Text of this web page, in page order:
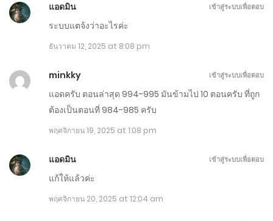
มีนาคม 17, 2026
ตอนที่ 1211-1220
มีนาคม 12, 2026
ตอนที่ 1201-1210
มีนาคม 1, 2026
ตอนที่ 1181-1190
แอดมิน
ระบบแตจ้งว่าอะไรค่ะ
ธันวาคม 12, 2025 at 8:08 pm
เข้าสู่ระบบเพื่อตอบ
minkky
แอดครับ ตอนล่าสุด 994-995 มันข้ามไป 10 ตอนครับ ที่ถูก
ต้องเป็นตอนที่ 984-985 ครับ
พฤศจิกายน 19, 2025 at 1:08 pm
เข้าสู่ระบบเพื่อตอบ
แอดมิน
แก้ให้แล้วค่ะ
พฤศจิกายน 20, 2025 at 12:04 am
เข้าสู่ระบบเพื่อตอบ